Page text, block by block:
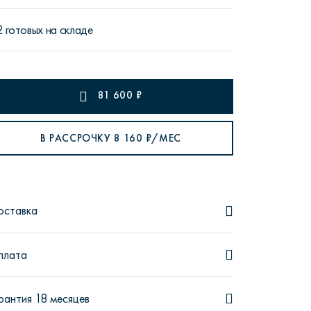
Аптаун
готовых на складе
81 600 ₽
В РАССРОЧКУ 8 160 ₽/МЕС
18 месяцев